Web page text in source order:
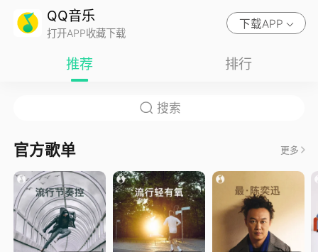
QQ音乐
打开APP收藏下载
下载APP
推荐 排行
官方歌单 更多